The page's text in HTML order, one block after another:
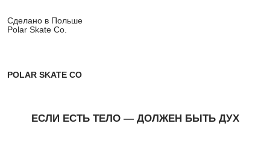
Сделано в Польше
Polar Skate Co.
POLAR SKATE CO
ЕСЛИ ЕСТЬ ТЕЛО — ДОЛЖЕН БЫТЬ ДУХ